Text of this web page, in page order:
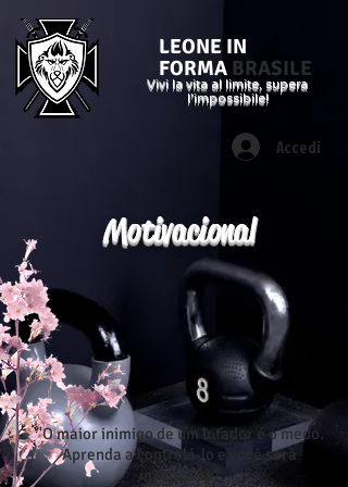
LEONE IN
FORMA BRASILE
Vivi la vita al limite, supera
l'impossibile!
Accedi
Motivacional
"O maior inimigo de um lutador é o medo.
Aprenda a controlá-lo e você será
invencível."